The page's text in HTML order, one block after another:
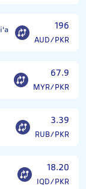
196
AUD/PKR
67.9
MYR/PKR
3.39
RUB/PKR
18.20
IQD/PKR